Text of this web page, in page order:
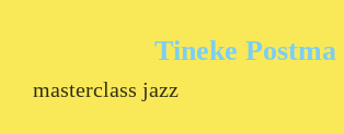
Tineke Postma
masterclass jazz